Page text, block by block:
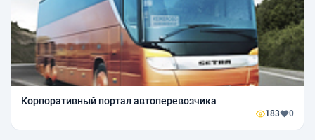
Корпоративный портал автоперевозчика
183 0